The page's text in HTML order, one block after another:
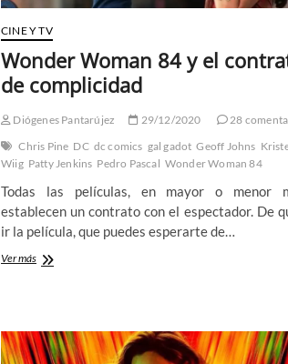
CINE Y TV
Wonder Woman 84 y el
de complicidad
Diógenes Pantarújez 29/12/2020
28
Chris Pine DC dc comics gal gadot Geoff Johns
Wiig Patty Jenkins Pedro Pascal Wonder Woman 84
Todas las películas, en mayor o menor
establecen un contrato con el espectador. De
ir la película, que puedes esperarte de…
Ver másWonder
contrato
de